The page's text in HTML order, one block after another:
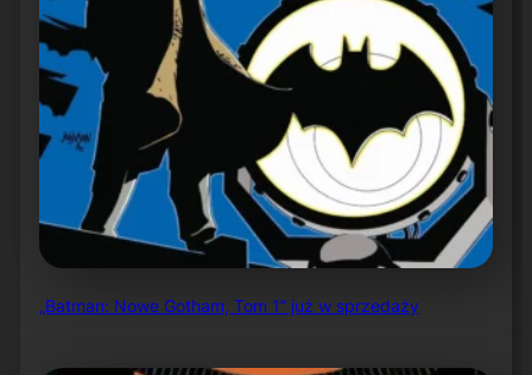
„Batman: Nowe Gotham, Tom 1” już w sprzedaży